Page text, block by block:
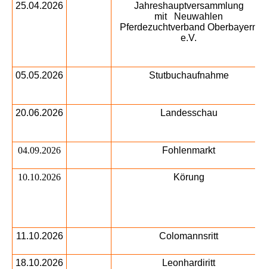
25.04.2026
Jahreshauptversammlung
mit Neuwahlen
Pferdezuchtverband Oberbayern
e.V.
05.05.2026 Stutbuchaufnahme
20.06.2026 Landesschau
04.09.2026 Fohlenmarkt
10.10.2026 Körung
11.10.2026 Colomannsritt
18.10.2026 Leonhardiritt